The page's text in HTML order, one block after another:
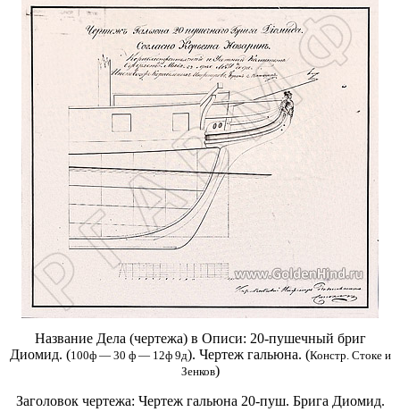
Название Дела (чертежа) в Описи: 20-пушечный бриг
Диомид. (100ф — 30 ф — 12ф 9д). Чертеж гальюна. (Констр. Стоке и
Зенков)
Заголовок чертежа: Чертеж гальюна 20-пуш. Брига Диомид.